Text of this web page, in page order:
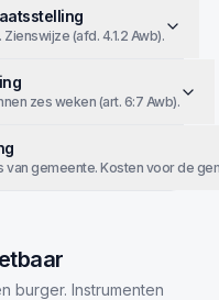
(afd. 4.1.2 Awb).
zes weken (art. 6:7 Awb).
van gemeente. Kosten voor de
burger. Instrumenten